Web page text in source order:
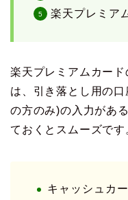
楽天プレミア
楽天プレミアムカー
は、引き落とし用の
の方のみ)の入力があ
ておくとスムーズです
キャッシュカ